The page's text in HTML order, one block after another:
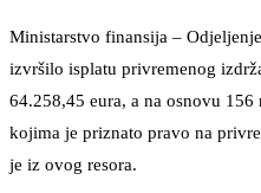
Ministarstvo finansija –
izvršilo isplatu privremenog
64.258,45 eura, a na osnovu 156
kojima je priznato pravo na
je iz ovog resora.